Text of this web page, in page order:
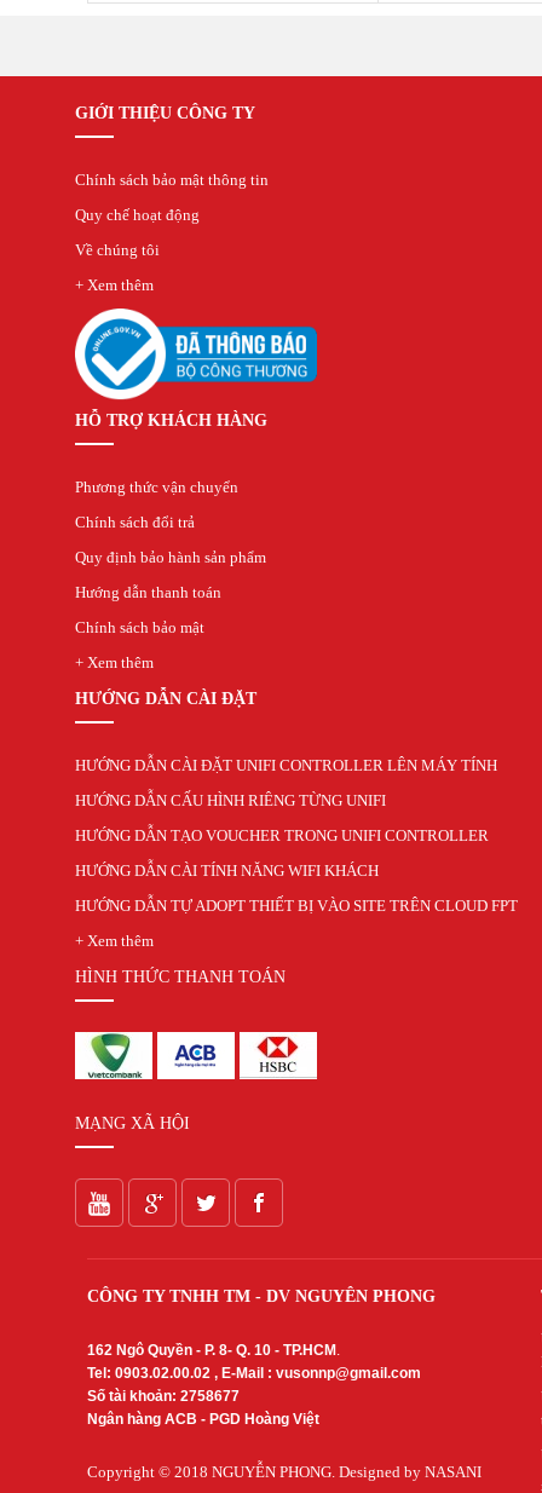
Switch UniFi
UniFi Gateway
GIỚI THIỆU CÔNG TY
Chính sách bảo mật thông tin
Quy chế hoạt động
Về chúng tôi
+ Xem thêm
HỖ TRỢ KHÁCH HÀNG
Phương thức vận chuyển
Chính sách đổi trả
Quy định bảo hành sản phẩm
Hướng dẫn thanh toán
Chính sách bảo mật
+ Xem thêm
HƯỚNG DẪN CÀI ĐẶT
HƯỚNG DẪN CÀI ĐẶT UNIFI CONTROLLER LÊN MÁY TÍNH
HƯỚNG DẪN CẤU HÌNH RIÊNG TỪNG UNIFI
HƯỚNG DẪN TẠO VOUCHER TRONG UNIFI CONTROLLER
HƯỚNG DẪN CÀI TÍNH NĂNG WIFI KHÁCH
HƯỚNG DẪN TỰ ADOPT THIẾT BỊ VÀO SITE TRÊN CLOUD FPT
+ Xem thêm
HÌNH THỨC THANH TOÁN
MẠNG XÃ HỘI
CÔNG TY TNHH TM - DV NGUYÊN PHONG
162 Ngô Quyền - P. 8- Q. 10 - TP.HCM
Tel: 0903.02.00.02 , E-Mail : vusonnp@gmail.com
Số tài khoản: 2758677
Ngân hàng ACB - PGD Hoàng Việt
Copyright © 2018 NGUYỄN PHONG . Designed by NASANI